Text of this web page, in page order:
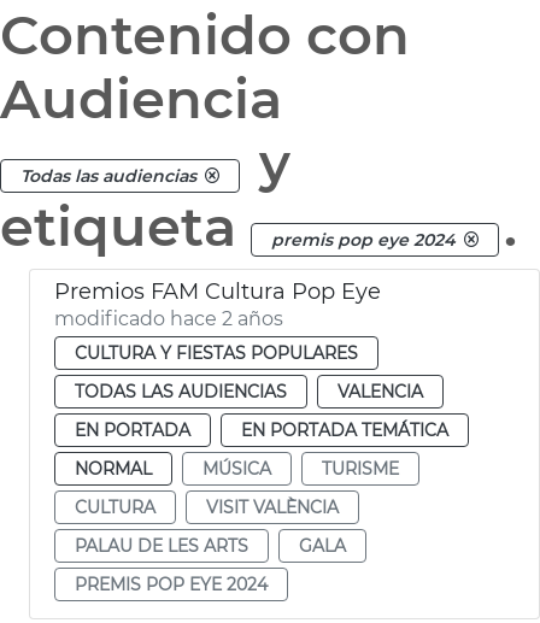
Contenido con
Audiencia
Todas las audiencias
y
etiqueta
premis pop eye 2024 .
Premios FAM Cultura Pop Eye
modificado hace 2 años
CULTURA Y FIESTAS POPULARES
TODAS LAS AUDIENCIAS
VALENCIA
EN PORTADA
EN PORTADA TEMÁTICA
NORMAL
MÚSICA
TURISME
CULTURA
VISIT VALÈNCIA
PALAU DE LES ARTS
GALA
PREMIS POP EYE 2024